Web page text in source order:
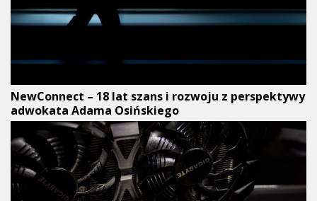
NewConnect – 18 lat szans i rozwoju z perspektywy
adwokata Adama Osińskiego